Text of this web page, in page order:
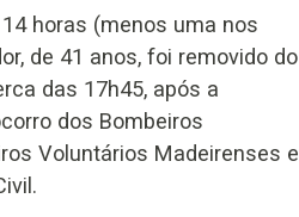
horas (menos uma nos
de 41 anos, foi removido do
das 17h45, após a
dos Bombeiros
Voluntários Madeirenses e